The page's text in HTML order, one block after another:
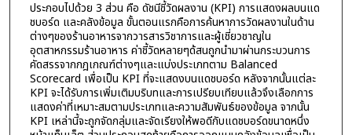
ประกอบไปด้วย 3 ส่วน คือ ดัชนีชี้วัดผลงาน (KPI) การแสดงผลบนแด
ชบอร์ด และคลังข้อมูล ขั้นตอนแรกคือการค้นหาการวัดผลงานในด้าน
ต่างๆของร้านอาหารจากวารสารวิชาการและผู้เชี่ยวชาญใน
อุตสาหกรรมร้านอาหาร ค่าชี้วัดหลายๆด้สนถูกนำมาผ่านกระบวนการ
คัดสรรจากกฎเกณฑ์ต่างๆและแบ่งประเภทตาม Balanced
Scorecard เพื่อเป็น KPI ที่จะแสดงบนแดชบอร์ด หลังจากนั้นแต่ละ
KPI จะได้รับการเพิ่มเติมบริบทและการเปรียบเทียบแล้วจึงเลือกการ
แสดงค่าที่เหมาะสมตามประเภทและความสัมพันธ์ของข้อมูล จากนั้น
KPI เหล่านี้จะถูกจัดกลุ่มและจัดเรียงให้พอดีกับแดชบอร์ดขนาดหนึ่ง